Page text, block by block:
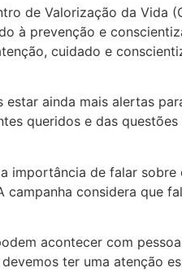
de Valorização da Vida
à prevenção e
cuidado e
estar ainda mais alertas
queridos e das
importância de falar sobre
considera que
acontecer com
ter uma atenção